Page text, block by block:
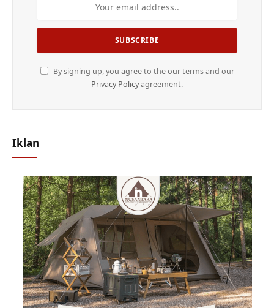
By signing up, you agree to the our terms and our
Privacy Policyagreement.
Iklan